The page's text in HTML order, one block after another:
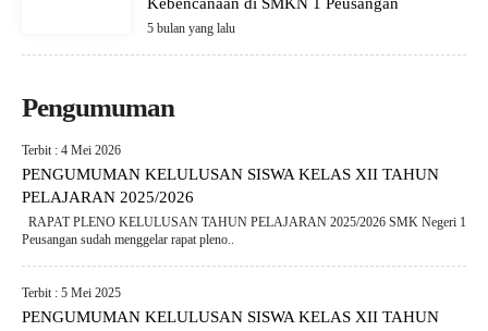
5 bulan yang lalu
Pengumuman
Terbit : 4 Mei 2026
PENGUMUMAN KELULUSAN SISWA KELAS XII TAHUN
PELAJARAN 2025/2026
RAPAT PLENO KELULUSAN TAHUN PELAJARAN 2025/2026 SMK Negeri 1
Peusangan sudah menggelar rapat pleno..
Terbit : 5 Mei 2025
PENGUMUMAN KELULUSAN SISWA KELAS XII TAHUN